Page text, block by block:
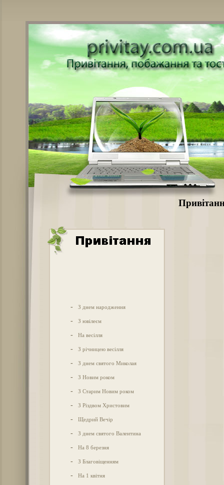
- З днем народження
- З ювілеєм
- На весілля
- З річницею весілля
- З днем святого Миколая
- З Новим роком
- З Старим Новим роком
- З Різдвом Христовим
- Щедрий Вечір
- З днем святого Валентина
- На 8 березня
- З Благовіщенням
- На 1 квітня